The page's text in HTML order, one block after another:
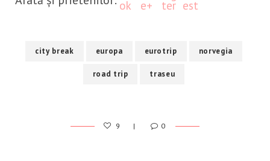
city break europa eurotrip norvegia
road trip traseu
9 0